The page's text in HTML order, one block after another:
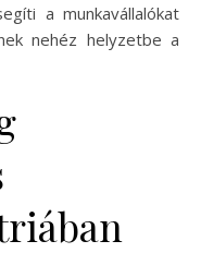
a munkavállalókat
nehéz helyzetbe a